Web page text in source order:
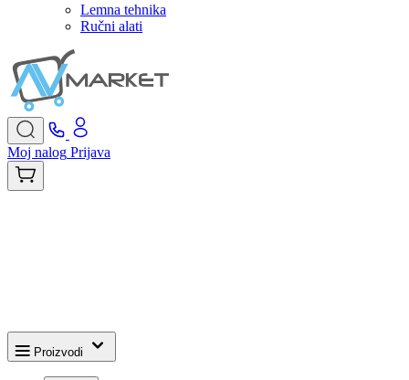
Lemna tehnika
Ručni alati
Moj nalog Prijava
Proizvodi